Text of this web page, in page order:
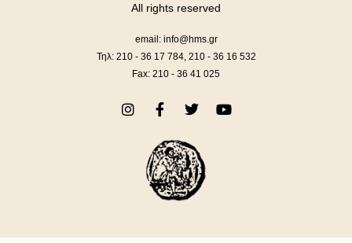
email: info@hms.gr
Τηλ: 210 - 36 17 784, 210 - 36 16 532
Fax: 210 - 36 41 025
All rights reserved